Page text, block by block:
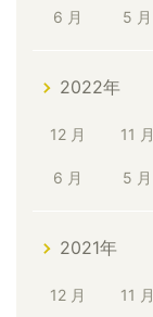
6 月 5 月
2022年
12 月 11 月
6 月 5 月
2021年
12 月 11 月